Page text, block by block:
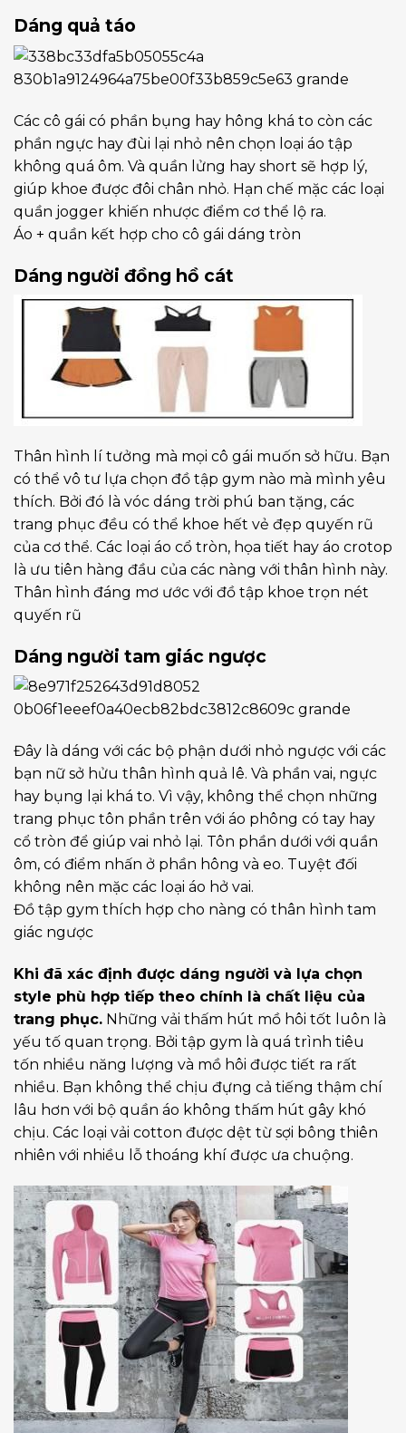
Dáng quả táo
Các cô gái có phần bụng hay hông khá to còn các
phần ngực hay đùi lại nhỏ nên chọn loại áo tập
không quá ôm. Và quần lửng hay short sẽ hợp lý,
giúp khoe được đôi chân nhỏ. Hạn chế mặc các loại
quần jogger khiến nhược điểm cơ thể lộ ra.
Áo + quần kết hợp cho cô gái dáng tròn
Dáng người đồng hồ cát
Thân hình lí tưởng mà mọi cô gái muốn sở hữu. Bạn
có thể vô tư lựa chọn đồ tập gym nào mà mình yêu
thích. Bởi đó là vóc dáng trời phú ban tặng, các
trang phục đều có thể khoe hết vẻ đẹp quyến rũ
của cơ thể. Các loại áo cổ tròn, họa tiết hay áo crotop
là ưu tiên hàng đầu của các nàng với thân hình này.
Thân hình đáng mơ ước với đồ tập khoe trọn nét
quyến rũ
Dáng người tam giác ngược
Đây là dáng với các bộ phận dưới nhỏ ngược với các
bạn nữ sở hửu thân hình quả lê. Và phần vai, ngực
hay bụng lại khá to. Vì vậy, không thể chọn những
trang phục tôn phần trên với áo phông có tay hay
cổ tròn để giúp vai nhỏ lại. Tôn phần dưới với quần
ôm, có điểm nhấn ở phần hông và eo. Tuyệt đối
không nên mặc các loại áo hở vai.
Đồ tập gym thích hợp cho nàng có thân hình tam
giác ngược
Khi đã xác định được dáng người và lựa chọn
style phù hợp tiếp theo chính là chất liệu của
trang phục. Những vải thấm hút mồ hôi tốt luôn là
yếu tố quan trọng. Bởi tập gym là quá trình tiêu
tốn nhiều năng lượng và mồ hôi được tiết ra rất
nhiều. Bạn không thể chịu đựng cả tiếng thậm chí
lâu hơn với bộ quần áo không thấm hút gây khó
chịu. Các loại vải cotton được dệt từ sợi bông thiên
nhiên với nhiều lỗ thoáng khí được ưa chuộng.